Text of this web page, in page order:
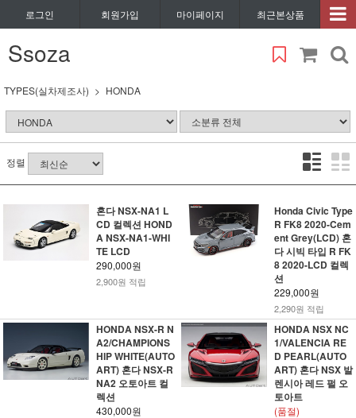
로그인 회원가입 마이페이지 최근본상품
Ssoza
TYPES(실차제조사) HONDA
정렬
혼다 NSX-NA1 L
CD 컬렉션 HOND
A NSX-NA1-WHI
TE LCD
290,000원
2,900원 적립
Honda Civic Type
R FK8 2020-Cem
ent Grey(LCD) 혼
다 시빅 타입 R FK
8 2020-LCD 컬렉
션
229,000원
2,290원 적립
HONDA NSX-R N
A2/CHAMPIONS
HIP WHITE(AUTO
ART) 혼다 NSX-R
NA2 오토아트 컬
렉션
430,000원
HONDA NSX NC
1/VALENCIA RE
D PEARL(AUTO
ART) 혼다 NSX 발
렌시아 레드 펄 오
토아트
(품절)